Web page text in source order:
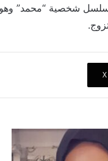
شخصية “محمد” وهو
‫X